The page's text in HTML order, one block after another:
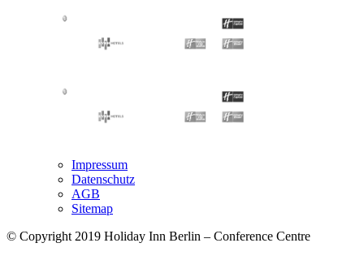
Impressum
Datenschutz
AGB
Sitemap
© Copyright 2019 Holiday Inn Berlin – Conference Centre